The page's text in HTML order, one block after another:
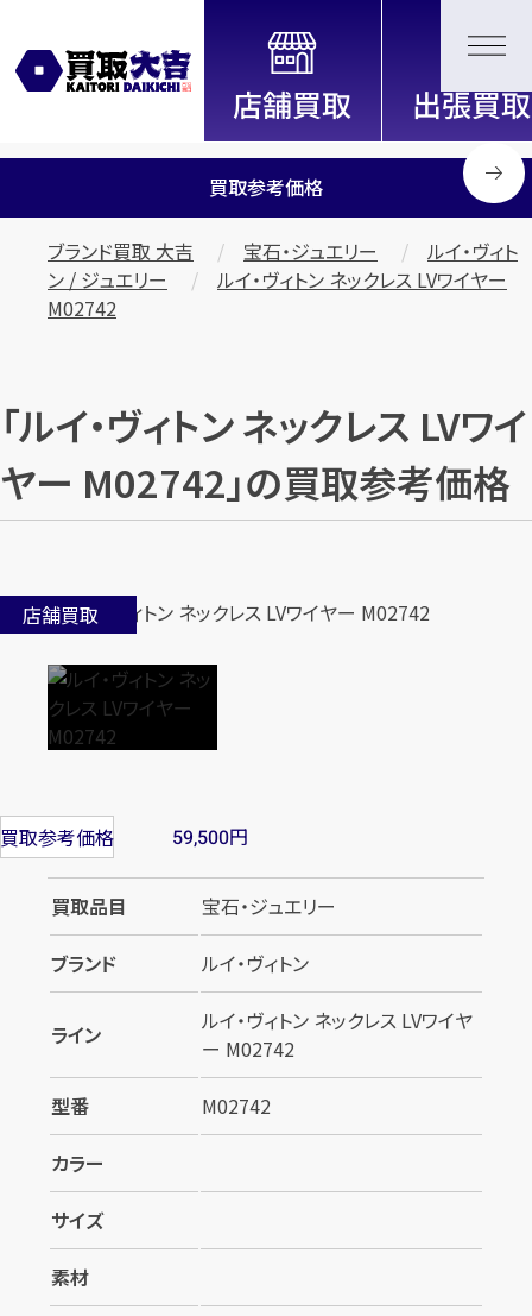
全国2200店舗以上展開中！
信頼と実績の買取専門店「買取大
吉」
買取参考価格
ブランド買取 大吉 宝石・ジュエリー
ルイ・ヴィト
ン / ジュエリー
ルイ・ヴィトン ネックレス LVワイヤー
M02742
「ルイ・ヴィトン ネックレス LVワイ
ヤー M02742」の買取参考価格
店舗買取
買取参考価格 59,500円
買取品目
宝石・ジュエリー
ブランド
ルイ・ヴィトン
ライン
ルイ・ヴィトン ネックレス LVワイヤ
ー M02742
型番
M02742
カラー
サイズ
素材